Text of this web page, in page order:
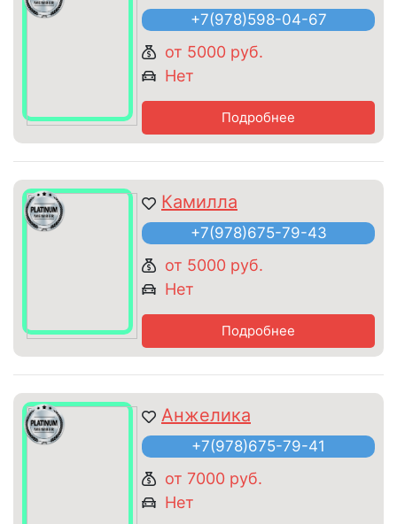
+7(978)598-04-67
от 5000 руб.
Нет
Подробнее
Камилла
+7(978)675-79-43
от 5000 руб.
Нет
Подробнее
Анжелика
+7(978)675-79-41
от 7000 руб.
Нет